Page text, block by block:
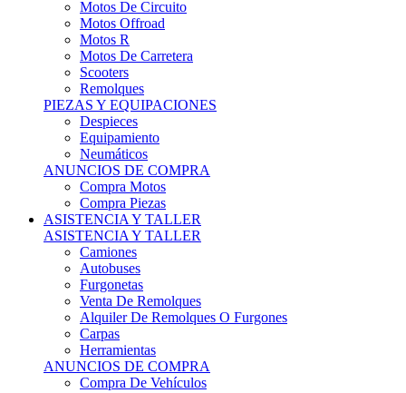
Motos R
Motos De Carretera
Scooters
Remolques
PIEZAS Y EQUIPACIONES
Despieces
Equipamiento
Neumáticos
ANUNCIOS DE COMPRA
Compra Motos
Compra Piezas
ASISTENCIA Y TALLER
ASISTENCIA Y TALLER
Camiones
Autobuses
Furgonetas
Venta De Remolques
Alquiler De Remolques O Furgones
Carpas
Herramientas
ANUNCIOS DE COMPRA
Compra De Vehículos
Compra De Herramientas